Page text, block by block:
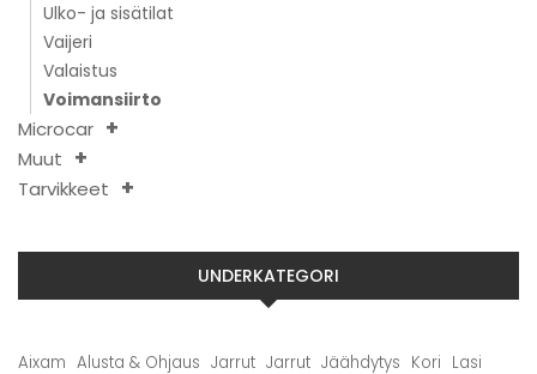
Ulko- ja sisätilat
Vaijeri
Valaistus
Voimansiirto
Microcar
Muut
Tarvikkeet
UNDERKATEGORI
Aixam Alusta & Ohjaus Jarrut Jarrut Jäähdytys Kori Lasi